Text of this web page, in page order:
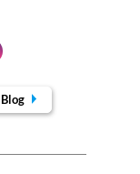
Blog